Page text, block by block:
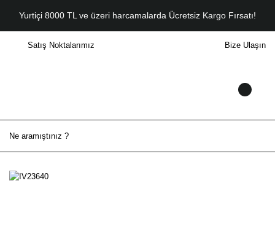
Yurtiçi 8000 TL ve üzeri harcamalarda Ücretsiz Kargo Fırsatı!
Satış Noktalarımız Bize Ulaşın